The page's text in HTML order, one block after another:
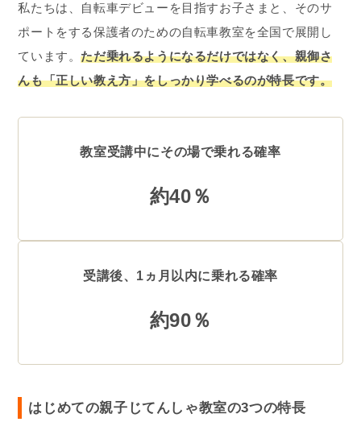
私たちは、自転車デビューを目指すお子さまと、そのサ
ポートをする保護者のための自転車教室を全国で展開し
ています。ただ乗れるようになるだけではなく、親御さ
んも「正しい教え方」をしっかり学べるのが特長です。
教室受講中にその場で乗れる確率
約40％
受講後、1ヵ月以内に乗れる確率
約90％
はじめての親子じてんしゃ教室の3つの特長